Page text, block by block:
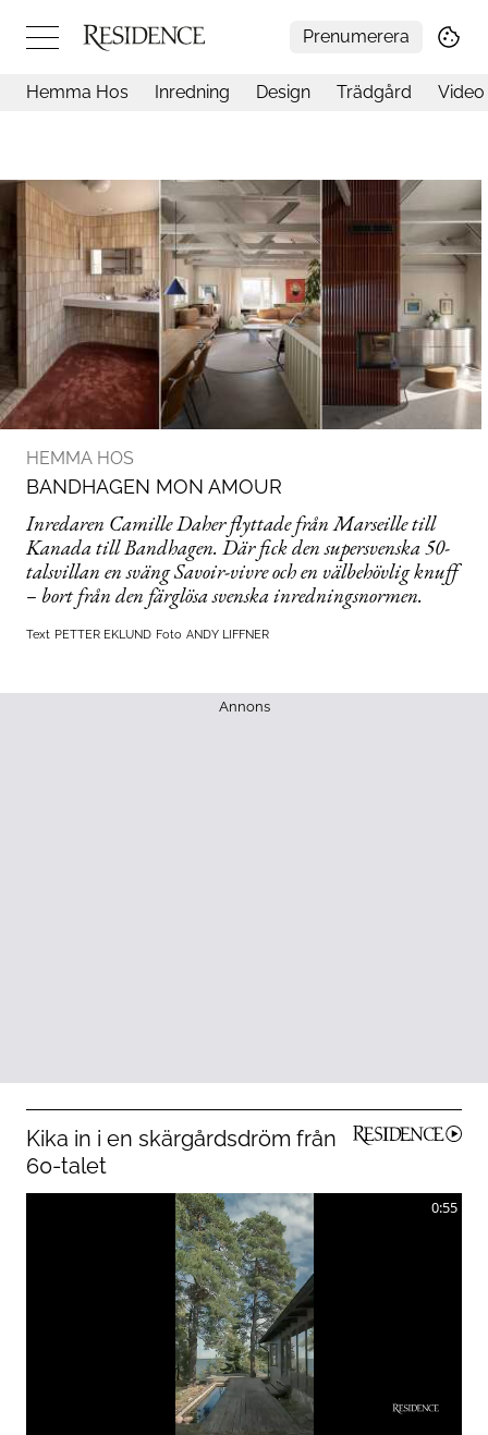
Prenumerera
Design
Trädgård
Video
Inredning
Livsstil
Resor
Mat & Dryck
Influencers
Mer
Hemma Hos Inredning Design Trädgård Video
HEMMA HOS
BANDHAGEN MON AMOUR
Inredaren Camille Daher flyttade från Marseille till
Kanada till Bandhagen. Där fick den supersvenska 50-
talsvillan en sväng Savoir-vivre och en välbehövlig knuff
– bort från den färglösa svenska inredningsnormen.
Text PETTER EKLUND Foto ANDY LIFFNER
Annons
Kika in i en skärgårdsdröm från
60-talet
0:55